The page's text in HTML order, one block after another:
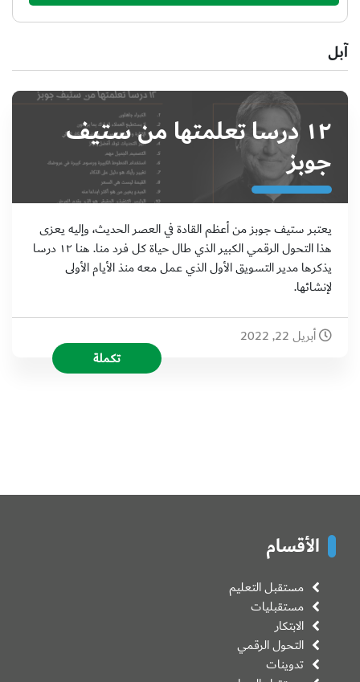
آبل
١٢ درسا تعلمتها من ستيف
جوبز
يعتبر ستيف جوبز من أعظم القادة في العصر الحديث، وإليه يعزى
هذا التحول الرقمي الكبير الذي طال حياة كل فرد منا. هنا ١٢ درسا
يذكرها مدير التسويق الأول الذي عمل معه منذ الأيام الأولى
لإنشائها.
أبريل 22, 2022
تكملة
الأقسام
مستقبل التعليم
مستقبليات
الابتكار
التحول الرقمي
تدوينات